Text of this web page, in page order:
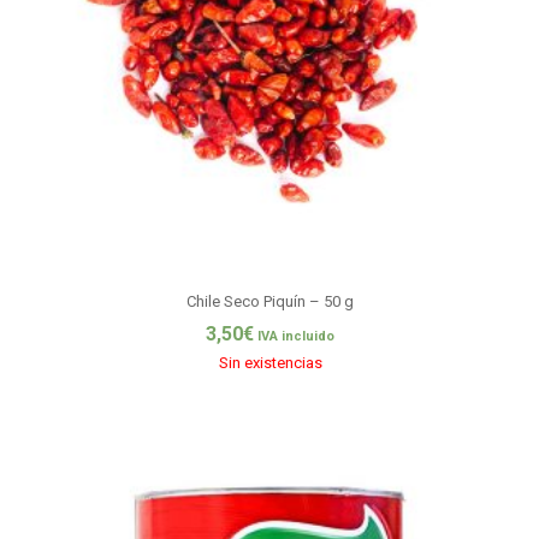
Chile Seco Piquín – 50 g
3,50€ IVA incluido
Sin existencias